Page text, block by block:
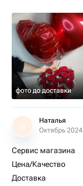
быстро и удобно.
фото до доставки
Н
Наталья
Октябрь 2024
Сервис магазина
Цена/Качество
Доставка